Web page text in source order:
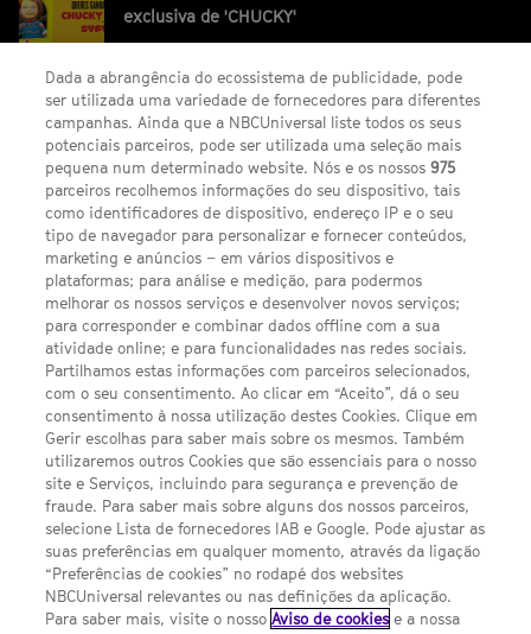
exclusiva de 'CHUCKY'
SEGUE-NOS
FACEBOOK
TWITTER
YOUTUBEINSTAGRAM
LINKS ÚTEIS
Escolhas de Anúncios
Política de privacidade
Termos E Condições
FILMES
UMA DIVISÃO DA NBCUNIVERSAL
Dada a abrangência do ecossistema de publicidade, pode
ser utilizada uma variedade de fornecedores para diferentes
campanhas. Ainda que a NBCUniversal liste todos os seus
potenciais parceiros, pode ser utilizada uma seleção mais
pequena num determinado website. Nós e os nossos975
parceiros recolhemos informações do seu dispositivo, tais
como identificadores de dispositivo, endereço IP e o seu
tipo de navegador para personalizar e fornecer conteúdos,
marketing e anúncios – em vários dispositivos e
plataformas; para análise e medição, para podermos
melhorar os nossos serviços e desenvolver novos serviços;
para corresponder e combinar dados offline com a sua
atividade online; e para funcionalidades nas redes sociais.
Partilhamos estas informações com parceiros selecionados,
com o seu consentimento. Ao clicar em “Aceito”, dá o seu
consentimento à nossa utilização destes Cookies. Clique em
Gerir escolhas para saber mais sobre os mesmos. Também
utilizaremos outros Cookies que são essenciais para o nosso
site e Serviços, incluindo para segurança e prevenção de
fraude. Para saber mais sobre alguns dos nossos parceiros,
selecione Lista de fornecedores IAB e Google. Pode ajustar as
suas preferências em qualquer momento, através da ligação
“Preferências de cookies” no rodapé dos websites
NBCUniversal relevantes ou nas definições da aplicação.
Para saber mais, visite o nossoAviso de cookies e a nossa